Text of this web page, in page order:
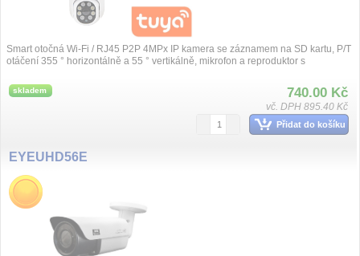
Smart otočná Wi-Fi / RJ45 P2P 4MPx IP kamera se záznamem na SD kartu, P/T
otáčení 355 ° horizontálně a 55 ° vertikálně, mikrofon a reproduktor s
skladem 740.00 Kč
vč. DPH 895.40 Kč
Přidat do košíku
EYEUHD56E